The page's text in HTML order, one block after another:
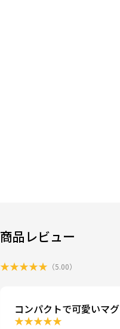
商品レビュー
★★★★★ （5.00）
コンパクトで可愛いマグ
★★★★★